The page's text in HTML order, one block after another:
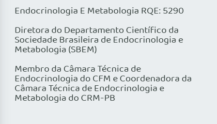
Endocrinologia E Metabologia RQE: 5290
Diretora do Departamento Científico da
Sociedade Brasileira de Endocrinologia e
Metabologia (SBEM)
⁠Membro da Câmara Técnica de
Endocrinologia do CFM e Coordenadora da
Câmara Técnica de Endocrinologia e
Metabologia do CRM-PB